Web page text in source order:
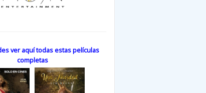
ver aquí todas estas películas
completas